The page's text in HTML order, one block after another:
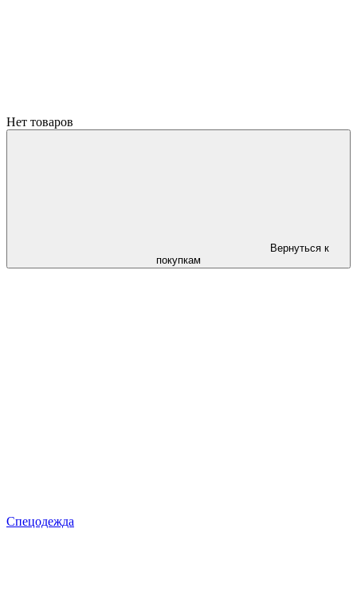
Нет товаров
Вернуться к
покупкам
Спецодежда